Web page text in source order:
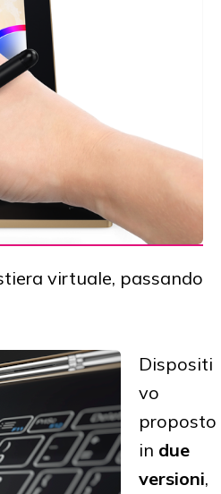
virtuale, passando
Dispositi
vo
proposto
in due
versioni,